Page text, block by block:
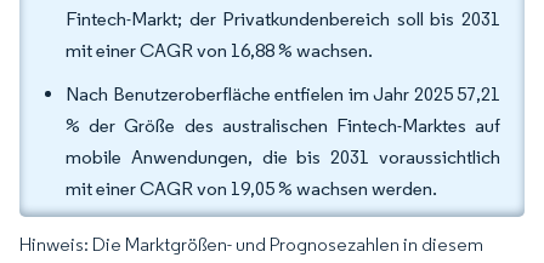
Fintech-Markt; der Privatkundenbereich soll bis 2031
mit einer CAGR von 16,88 % wachsen.
Nach Benutzeroberfläche entfielen im Jahr 2025 57,21
% der Größe des australischen Fintech-Marktes auf
mobile Anwendungen, die bis 2031 voraussichtlich
mit einer CAGR von 19,05 % wachsen werden.
Hinweis: Die Marktgrößen- und Prognosezahlen in diesem